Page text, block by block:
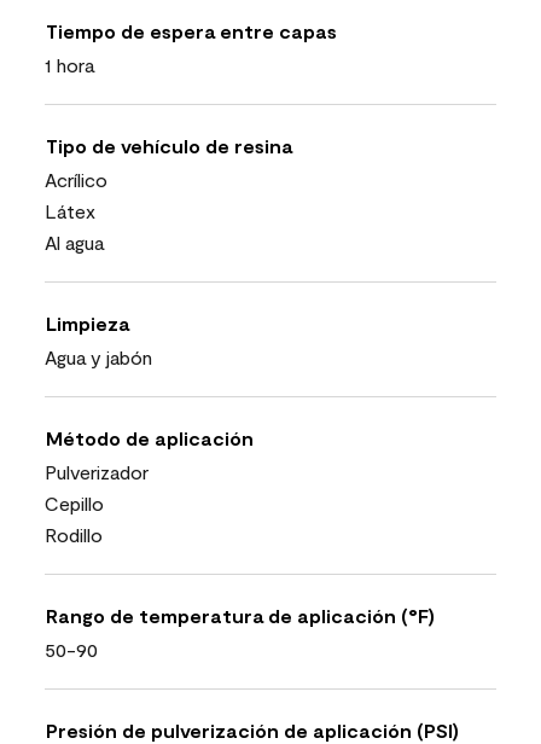
Tiempo de espera entre capas
1 hora
Tipo de vehículo de resina
Acrílico
Látex
Al agua
Limpieza
Agua y jabón
Método de aplicación
Pulverizador
Cepillo
Rodillo
Rango de temperatura de aplicación (°F)
50-90
Presión de pulverización de aplicación (PSI)